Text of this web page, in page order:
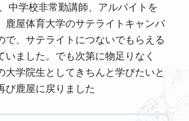
中学校非常勤講師、アルバイトを
鹿屋体育大学のサテライトキャンパ
で、サテライトにつないでもらえる
いました。でも次第に物足りなく
大学院生としてきちんと学びたいと
び鹿屋に戻りました